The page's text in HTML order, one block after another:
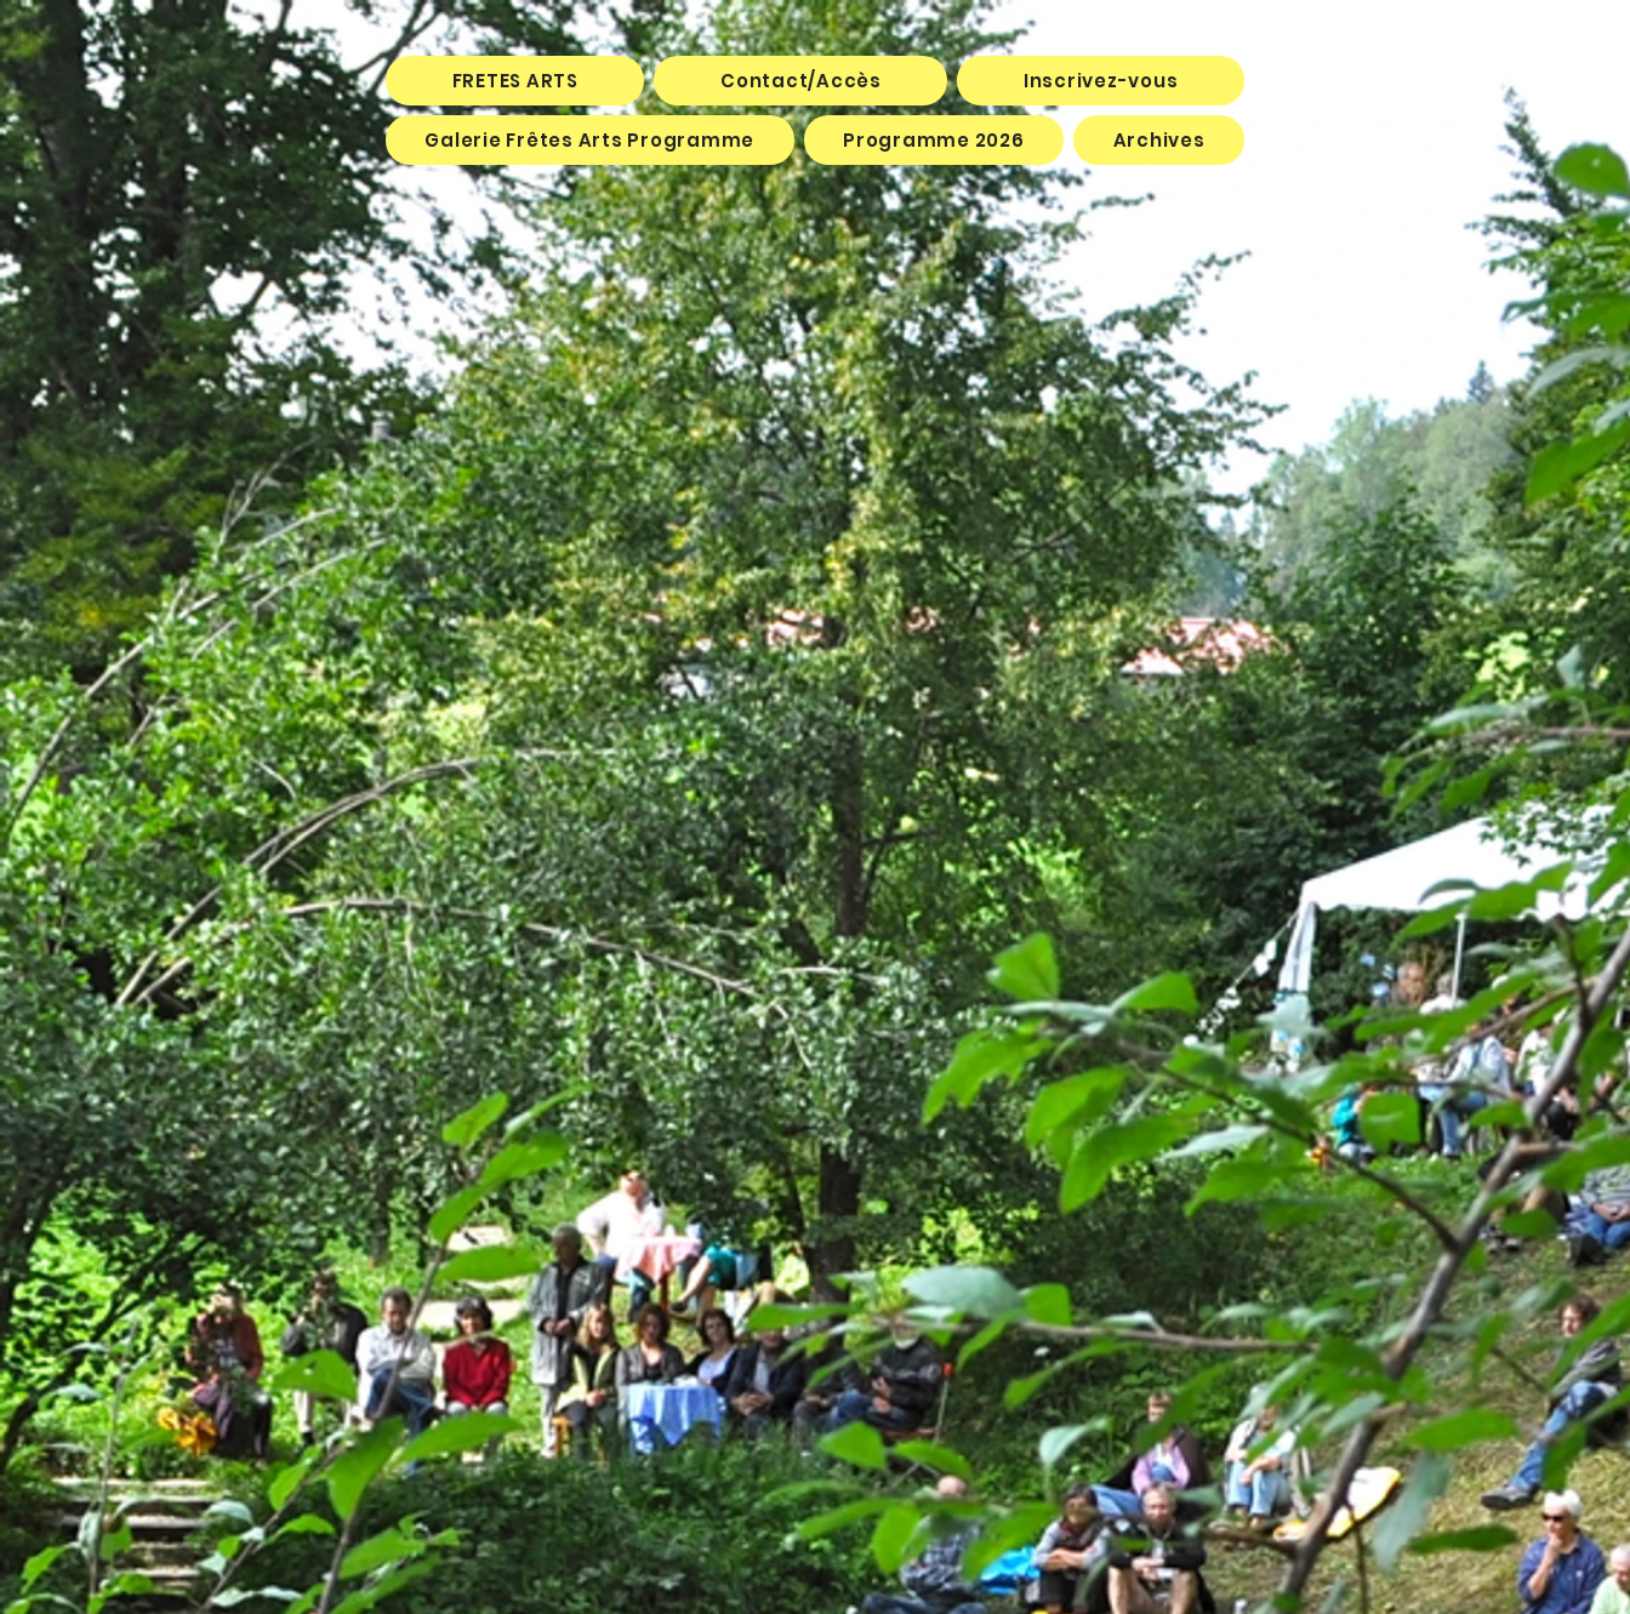
FRETES ARTS Contact/Accès Inscrivez-vous
Galerie Frêtes Arts Programme Programme 2026 Archives